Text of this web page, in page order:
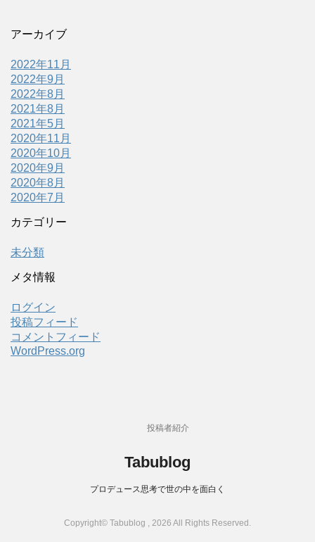
アーカイブ
2022年11月
2022年9月
2022年8月
2021年8月
2021年5月
2020年11月
2020年10月
2020年9月
2020年8月
2020年7月
カテゴリー
未分類
メタ情報
ログイン
投稿フィード
コメントフィード
WordPress.org
投稿者紹介
Tabublog
プロデュース思考で世の中を面白く
Copyright© Tabublog , 2026 All Rights Reserved.